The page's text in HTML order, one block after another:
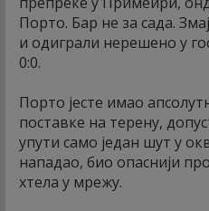
Порто. Бар не за сада.
и одиграли нерешено у
0:0.
Порто јесте имао
поставке на терену,
упути само један шут у
нападао, био опаснији
хтела у мрежу.